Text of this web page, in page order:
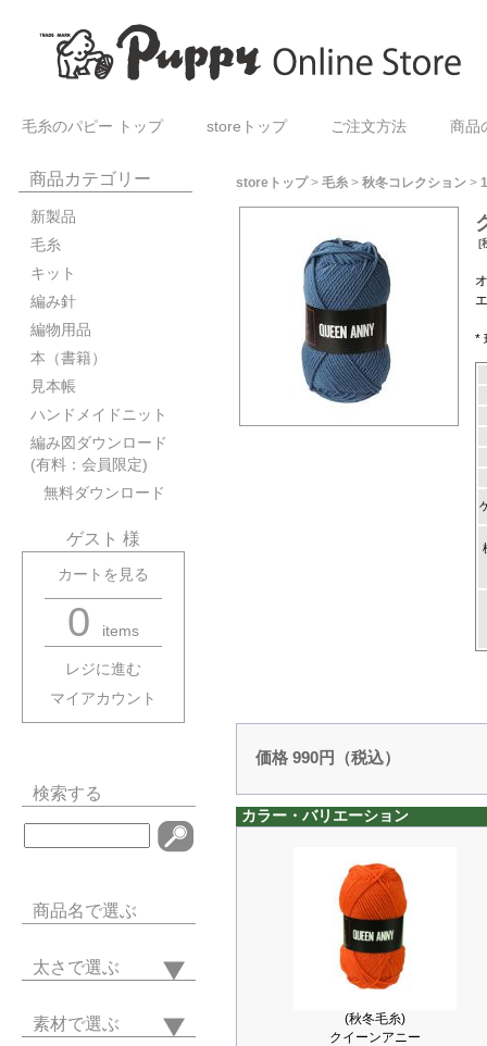
毛糸のパピー トップ storeトップ ご注文方法 商品
商品カテゴリー
新製品
毛糸
キット
編み針
編物用品
本（書籍）
見本帳
ハンドメイドニット
編み図ダウンロード
(有料：会員限定)
無料ダウンロード
ゲスト 様
カートを見る
0 items
レジに進む
マイアカウント
検索する
商品名で選ぶ
太さで選ぶ
素材で選ぶ
storeトップ> 毛糸 > 秋冬コレクション >
[
*
価格 990円（税込）
カラー・バリエーション
(秋冬毛糸)
クイーンアニー